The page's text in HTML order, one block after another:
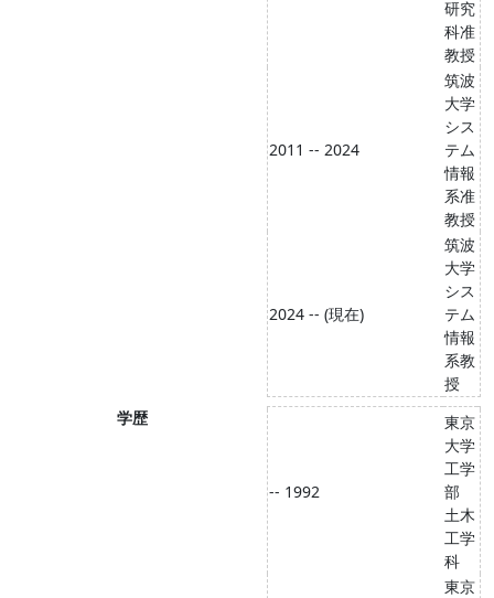
研究
科准
教授
2011 -- 2024
筑波
大学
シス
テム
情報
系准
教授
2024 -- (現在)
筑波
大学
シス
テム
情報
系教
授
学歴
-- 1992
東京
大学
工学
部
土木
工学
科
東京